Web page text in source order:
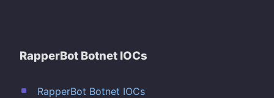
RapperBot Botnet IOCs
RapperBot Botnet IOCs